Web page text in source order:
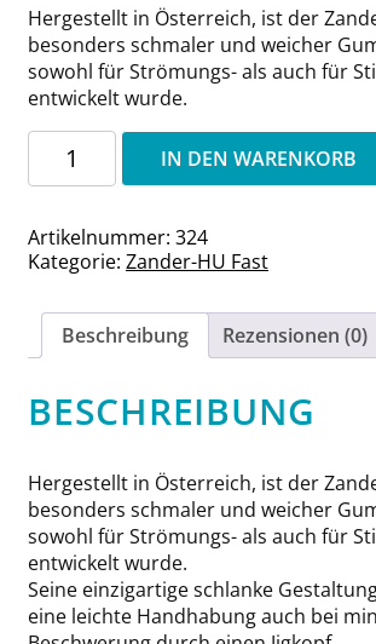
Hergestellt in Österreich, ist der
besonders schmaler und weicher
sowohl für Strömungs- als auch für
entwickelt wurde.
Zander-
Fast
Mörchen
Menge
IN DEN WARENKORB
Artikelnummer: 324
Kategorie: Zander-HU Fast
Beschreibung Rezensionen (0)
BESCHREIBUNG
Hergestellt in Österreich, ist der
besonders schmaler und weicher
sowohl für Strömungs- als auch für
entwickelt wurde.
Seine einzigartige schlanke
eine leichte Handhabung auch bei